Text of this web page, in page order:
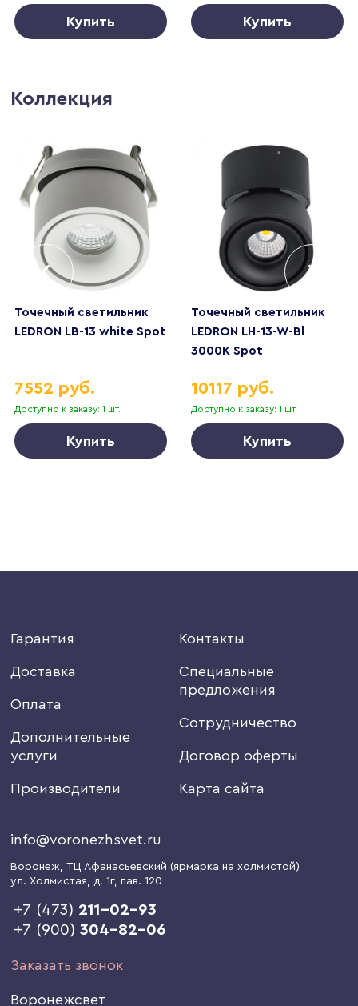
Купить Купить
Коллекция
Точечный светильник
LEDRON LB-13 white Spot
Доступно к заказу: 1 шт.
7552 руб.
Купить
Точечный светильник
LEDRON LH-13-W-Bl
3000K Spot
Доступно к заказу: 1 шт.
10117 руб.
Купить
Гарантия
Доставка
Оплата
Дополнительные
услуги
Производители
Контакты
Специальные
предложения
Сотрудничество
Договор оферты
Карта сайта
info@voronezhsvet.ru
Воронеж, ТЦ Афанасьевский (ярмарка на холмистой)
ул. Холмистая, д. 1г, пав. 120
+7 (473) 211-02-93
+7 (900)304-82-06
Заказать звонок
Воронежсвет